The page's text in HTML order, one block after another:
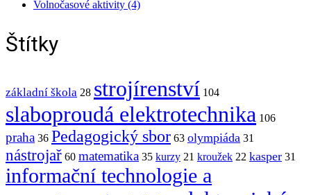
Volnočasové aktivity (4)
Štítky
základní škola 28 strojírenství 104
slaboproudá elektrotechnika 106
praha 36 Pedagogický sbor 63 olympiáda 31
nástrojař 60 matematika 35 kurzy 21 kroužek 22 kasper 31
informační technologie a